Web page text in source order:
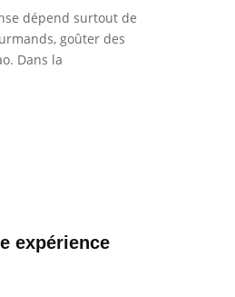
dépend surtout de
goûter des
Dans la
expérience